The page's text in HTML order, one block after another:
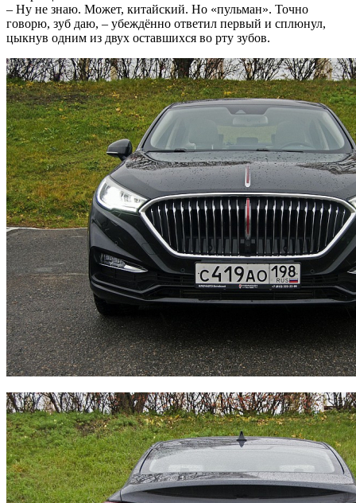
– Ну не знаю. Может, китайский. Но «пульман». Точно
говорю, зуб даю, – убеждённо ответил первый и сплюнул,
цыкнув одним из двух оставшихся во рту зубов.